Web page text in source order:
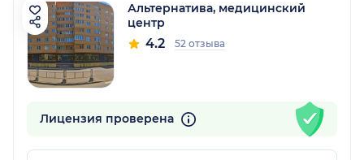
Альтернатива, медицинский
центр
4.2 52 отзыва
Лицензия проверена